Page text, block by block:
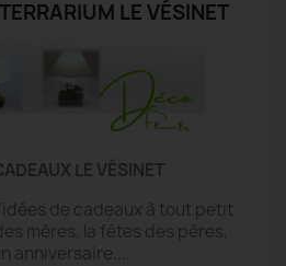
LE VÉSINET
LE VÉSINET
de cadeaux à tout petit
mères, la fêtes des pères,
anniversaire....